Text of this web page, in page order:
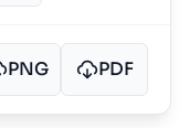
PNG PDF